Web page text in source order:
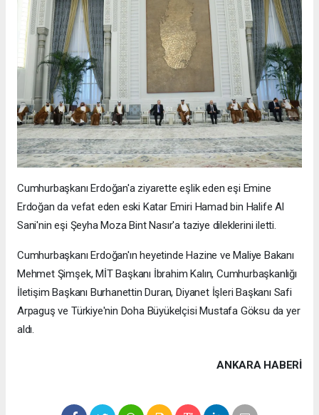
Cumhurbaşkanı Erdoğan'a ziyarette eşlik eden eşi Emine
Erdoğan da vefat eden eski Katar Emiri Hamad bin Halife Al
Sani'nin eşi Şeyha Moza Bint Nasır'a taziye dileklerini iletti.
Cumhurbaşkanı Erdoğan'ın heyetinde Hazine ve Maliye Bakanı
Mehmet Şimşek, MİT Başkanı İbrahim Kalın, Cumhurbaşkanlığı
İletişim Başkanı Burhanettin Duran, Diyanet İşleri Başkanı Safi
Arpaguş ve Türkiye'nin Doha Büyükelçisi Mustafa Göksu da yer
aldı.
ANKARA HABERİ